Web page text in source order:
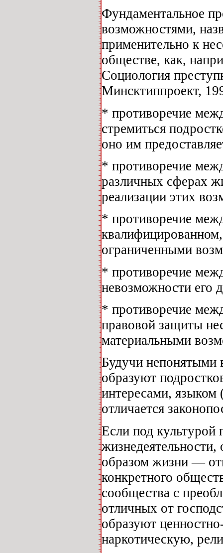
Фундаментальное
возможностями,
применительно к
обществе, как,
Социология
Минсктиппроект,
* противоречие
стремиться
оно им
* противоречие
различных сферах
реализации этих
* противоречие
ограниченными
* противоречие
невозможности его
* противоречие
правовой защиты
материальными
Будучи непонятыми
образуют
интересами, языком
отличается
Если под культурой
образом жизни —
конкретного
сообщества с
отличных от
образуют
наркотическую,